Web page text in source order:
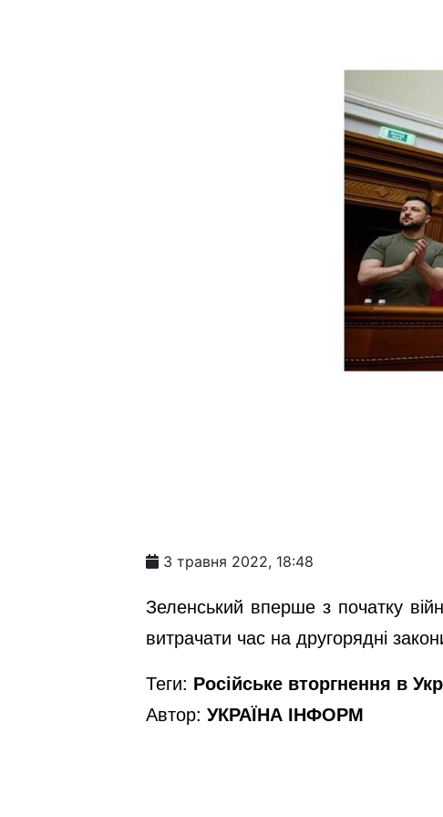
3 травня 2022, 18:48
Зеленський вперше з початку
витрачати час на другорядні
Теги: Російське вторгнення в
Автор: УКРАЇНА ІНФОРМ